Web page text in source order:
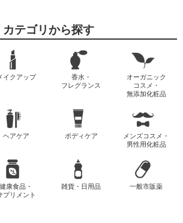
カテゴリから探す
イクアップ
香水・
フレグランス
オーガニック
コスメ・
無添加化粧品
ヘアケア ボディケア
メンズコスメ・
男性用化粧品
健康食品・
プリメント
雑貨・日用品 一般市販薬